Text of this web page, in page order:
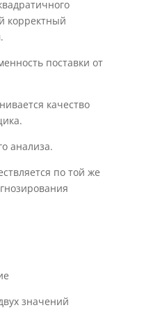
корректный
поставки от
качество
анализа.
по той же
значений